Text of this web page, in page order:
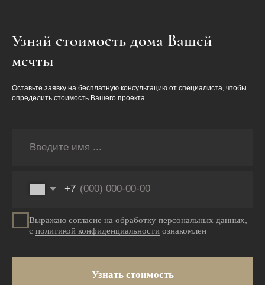
Узнай стоимость дома Вашей
мечты
Оставьте заявку на бесплатную консультацию от специалиста, чтобы
определить стоимость Вашего проекта